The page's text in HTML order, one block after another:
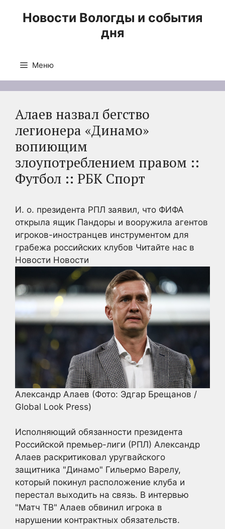
Новости Вологды и события
дня
Меню
Алаев назвал бегство
легионера «Динамо»
вопиющим
злоупотреблением правом ::
Футбол :: РБК Спорт
И. о. президента РПЛ заявил, что ФИФА
открыла ящик Пандоры и вооружила агентов
игроков-иностранцев инструментом для
грабежа российских клубов Читайте нас в
Новости Новости
Александр Алаев (Фото: Эдгар Брещанов /
Global Look Press)
Исполняющий обязанности президента
Российской премьер-лиги (РПЛ) Александр
Алаев раскритиковал уругвайского
защитника "Динамо" Гильермо Варелу,
который покинул расположение клуба и
перестал выходить на связь. В интервью
"Матч ТВ" Алаев обвинил игрока в
нарушении контрактных обязательств.